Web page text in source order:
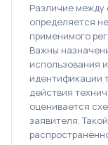
Различие между
определяется
применимого
Важны
использования
идентификации
действия
оценивается
заявителя.